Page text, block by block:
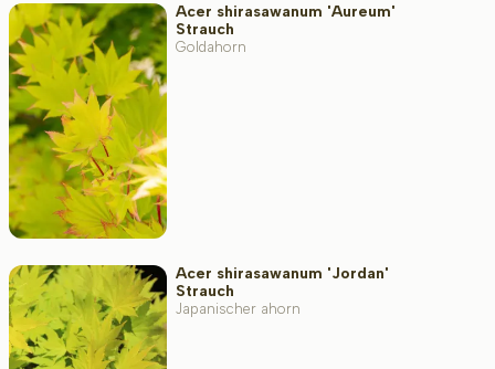
Acer shirasawanum 'Aureum'
Strauch
Goldahorn
Acer shirasawanum 'Jordan'
Strauch
Japanischer ahorn